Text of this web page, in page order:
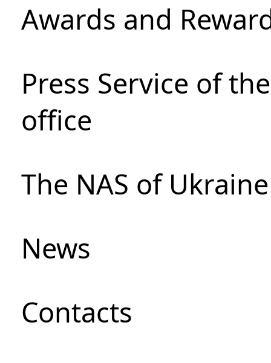
Awards and
Press Service of
office
The NAS of
News
Сontacts